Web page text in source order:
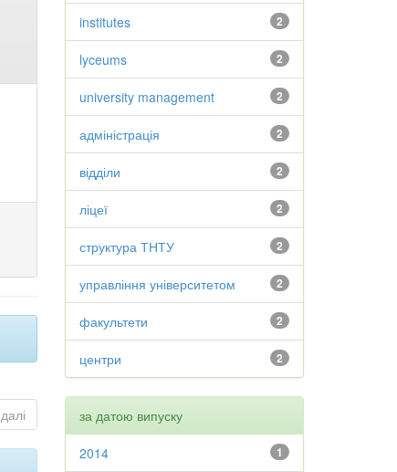
далі
2
institutes
2
lyceums
2
university management
2
адміністрація
2
відділи
2
ліцеї
2
структура ТНТУ
2
управління університетом
2
факультети
2
центри
за датою випуску
1
2014